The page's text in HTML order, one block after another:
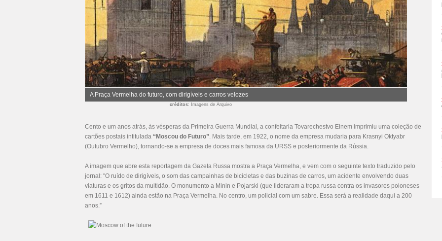
A Praça Vermelha do futuro, com dirigíveis e carros velozes
créditos: Imagens de Arquivo
Cento e um anos atrás, às vésperas da Primeira Guerra Mundial, a confeitaria Tovarechestvo Einem imprimiu uma coleção de
cartões postais intitulada “Moscou do Futuro”. Mais tarde, em 1922, o nome da empresa mudaria para Krasnyi Oktyabr
(Outubro Vermelho), tornando-se a empresa de doces mais famosa da URSS e posteriormente da Rússia.
A imagem que abre esta reportagem da Gazeta Russa mostra a Praça Vermelha, e vem com o seguinte texto traduzido pelo
jornal: "O ruído de dirigíveis, o som das campainhas de bicicletas e das buzinas de carros, um acidente envolvendo duas
viaturas e os gritos da multidão. O monumento a Minin e Pojarski (que lideraram a tropa russa contra os invasores poloneses
em 1611 e 1612) ainda estão na Praça Vermelha. No centro, um policial com um sabre. Essa será a realidade daqui a 200
anos.”